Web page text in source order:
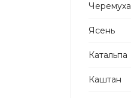
Черемуха
Ясень
Катальпа
Каштан